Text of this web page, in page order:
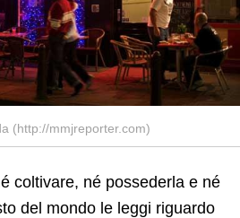
(http://mmjreporter.com)
coltivare, né possederla e né
del mondo le leggi riguardo